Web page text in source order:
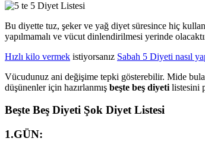
Bu diyette tuz, şeker ve yağ diyet süresince hiç
yapılmamalı ve vücut dinlendirilmesi yerinde
Hızlı kilo vermek istiyorsanız Sabah 5 Diyeti nasıl
Vücudunuz ani değişime tepki gösterebilir. Mide
düşünenler için hazırlanmış beşte beş diyeti listesini
Beşte Beş Diyeti Şok Diyet Listesi
1.GÜN: